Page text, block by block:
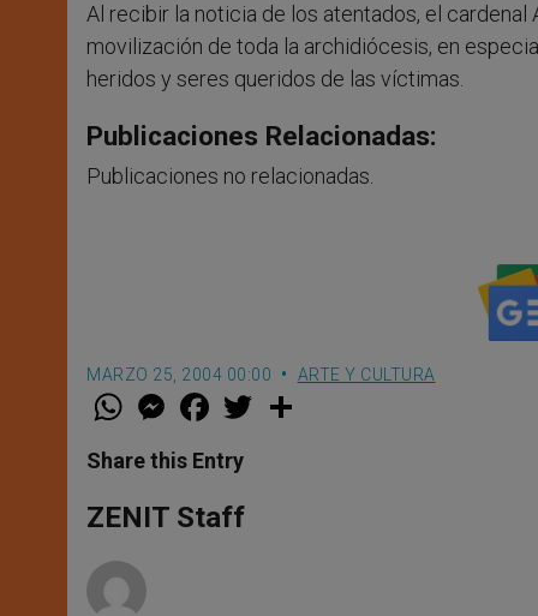
Al recibir la noticia de los atentados, el
movilización de toda la archidiócesis, en
heridos y seres queridos de las víctimas.
Publicaciones Relacionadas:
Publicaciones no relacionadas.
MARZO 25, 2004 00:00 ARTE Y CULTURA
W
t
s
p
p
M
e
s
e
g
e
F
a
e
b
o
k
w
Share this Entry
ZENIT Staff